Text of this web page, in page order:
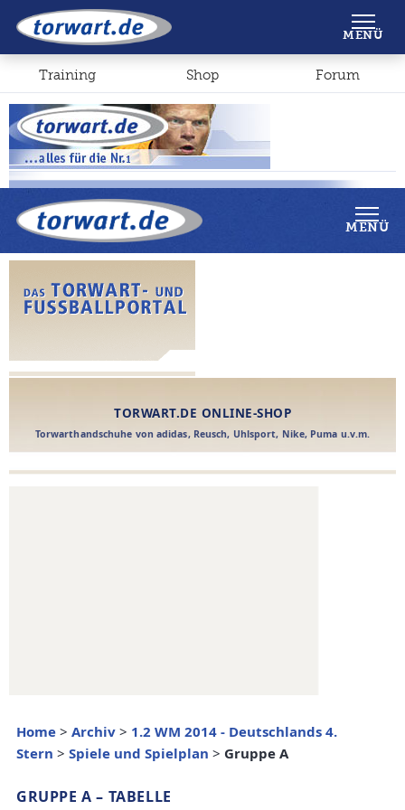
Shop Forum
MENÜ
Home > Archiv > 1.2 WM 2014 - Deutschlands 4.
Stern > Spiele und Spielplan > Gruppe A
GRUPPE A – TABELLE